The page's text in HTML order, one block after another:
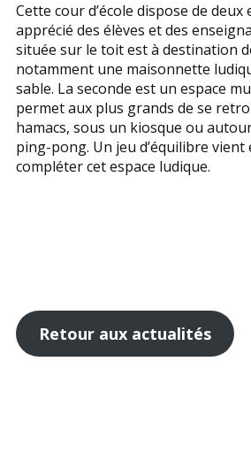
Cette cour d’école dispose de deux
apprécié des élèves et des
située sur le toit est à destination
notamment une maisonnette
sable. La seconde est un espace
permet aux plus grands de se
hamacs, sous un kiosque ou
ping-pong. Un jeu d’équilibre vient
compléter cet espace ludique.
Retour aux actualités